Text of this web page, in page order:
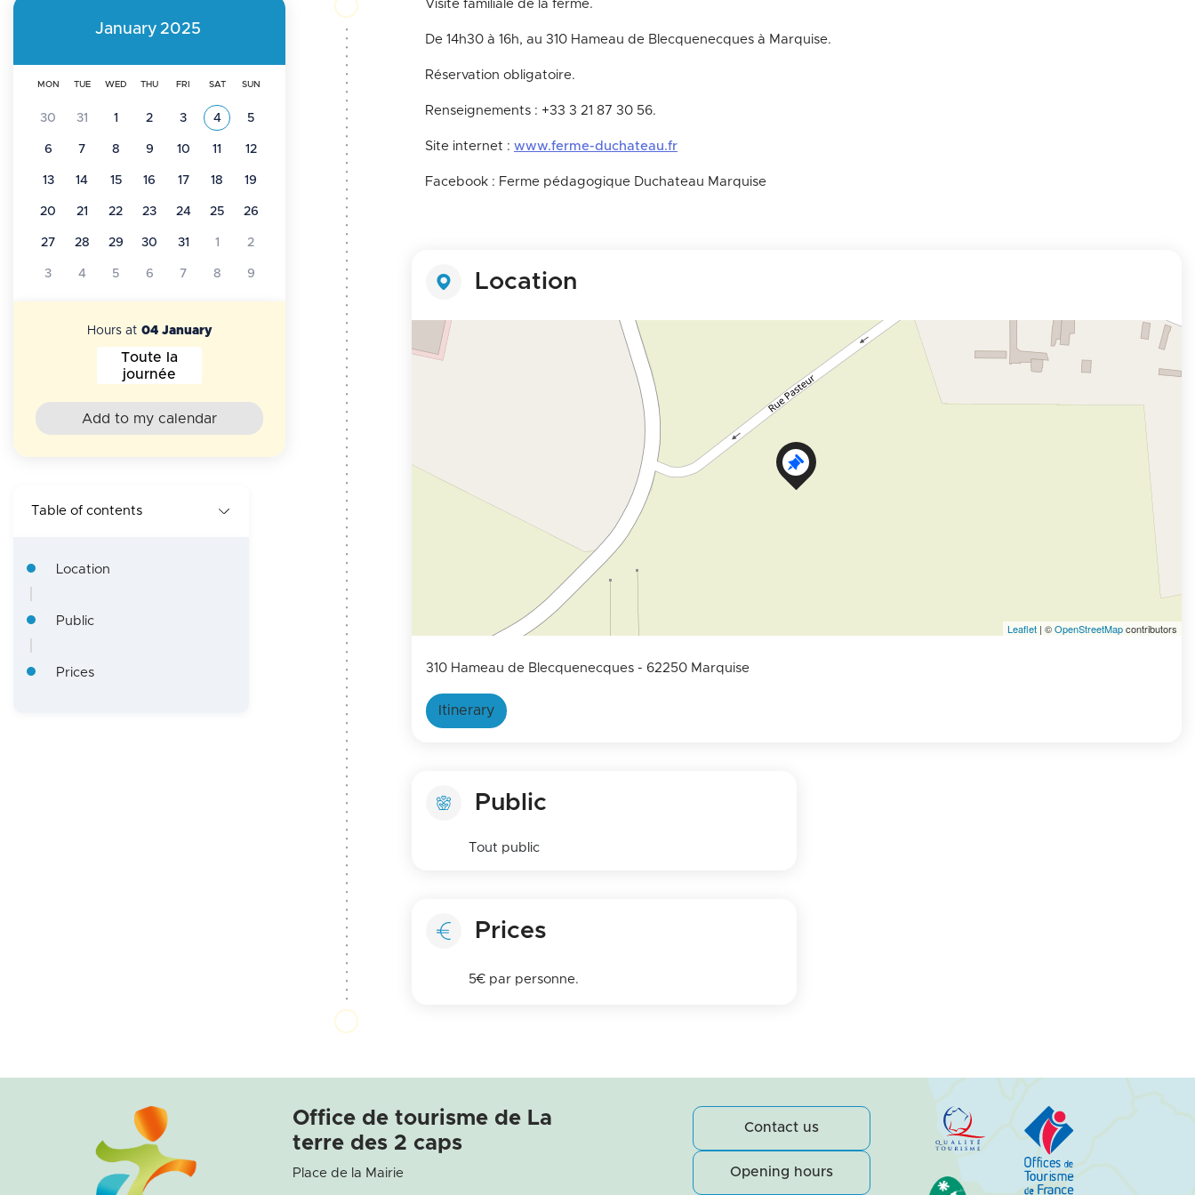
p
r
i
n
c
i
p
l
e
O
a
m
b
January 2025
MON TUE WED THU FRI SAT SUN
30 31 1 2 3 See all the events of
4January 2025
5
6 7 8 9 10 11 12
13 14 15 16 17 18 19
20 21 22 23 24 25 26
27 28 29 30 31 1 2
3 4 5 6 7 8 9
Hours at 04 January
Hours at 04 January 2025
Toute la
journée
Add to my calendar
Table of contents
Location
Public
Prices
Visite familiale de la ferme.
De 14h30 à 16h, au 310 Hameau de Blecquenecques à Marquise.
Réservation obligatoire.
Renseignements : +33 3 21 87 30 56.
Site internet : www.ferme-duchateau.fr
Facebook : Ferme pédagogique Duchateau Marquise
Location
Leaflet | ©OpenStreetMapcontributors
310 Hameau de Blecquenecques - 62250 Marquise
Itinerary
Public
Tout public
Prices
5€ par personne.
Office de tourisme de La
terre des 2 caps
Place de la Mairie
Contact us
Opening hours